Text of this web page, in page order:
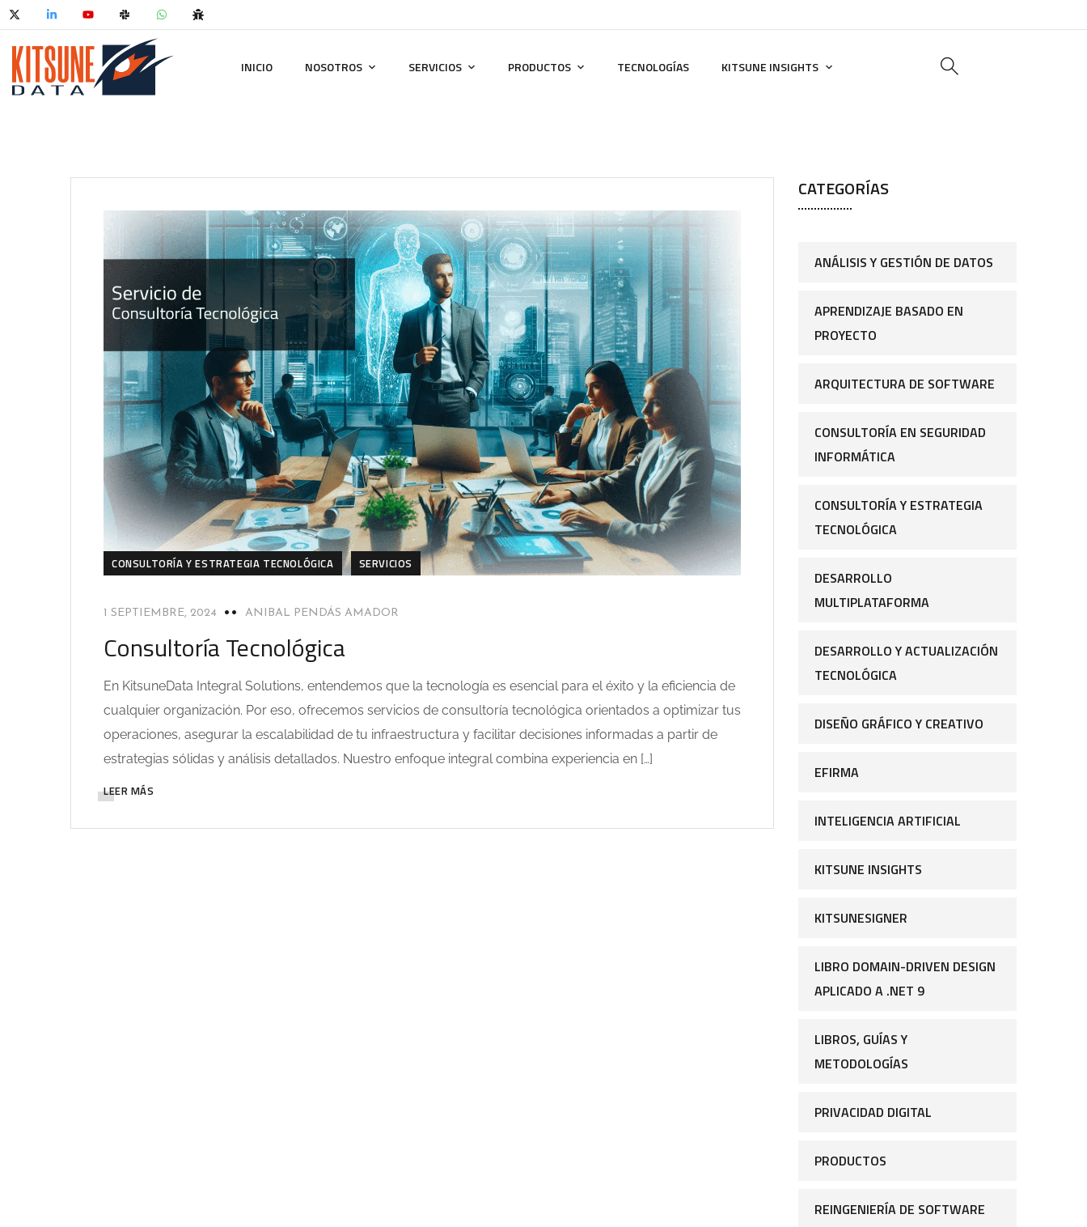
INICIO NOSOTROS SERVICIOS PRODUCTOS TECNOLOGÍAS KITSUNE INSIGHTS
CONSULTORÍA Y ESTRATEGIA TECNOLÓGICA SERVICIOS
1 SEPTIEMBRE, 2024 ANIBAL PENDÁS AMADOR
Consultoría Tecnológica
En KitsuneData Integral Solutions, entendemos que la tecnología es esencial para el éxito y la eficiencia de
cualquier organización. Por eso, ofrecemos servicios de consultoría tecnológica orientados a optimizar tus
operaciones, asegurar la escalabilidad de tu infraestructura y facilitar decisiones informadas a partir de
estrategias sólidas y análisis detallados. Nuestro enfoque integral combina experiencia en […]
LEER MÁS
CATEGORÍAS
ANÁLISIS Y GESTIÓN DE DATOS
APRENDIZAJE BASADO EN
PROYECTO
ARQUITECTURA DE SOFTWARE
CONSULTORÍA EN SEGURIDAD
INFORMÁTICA
CONSULTORÍA Y ESTRATEGIA
TECNOLÓGICA
DESARROLLO
MULTIPLATAFORMA
DESARROLLO Y ACTUALIZACIÓN
TECNOLÓGICA
DISEÑO GRÁFICO Y CREATIVO
EFIRMA
INTELIGENCIA ARTIFICIAL
KITSUNE INSIGHTS
KITSUNESIGNER
LIBRO DOMAIN-DRIVEN DESIGN
APLICADO A .NET 9
LIBROS, GUÍAS Y
METODOLOGÍAS
PRIVACIDAD DIGITAL
PRODUCTOS
REINGENIERÍA DE SOFTWARE